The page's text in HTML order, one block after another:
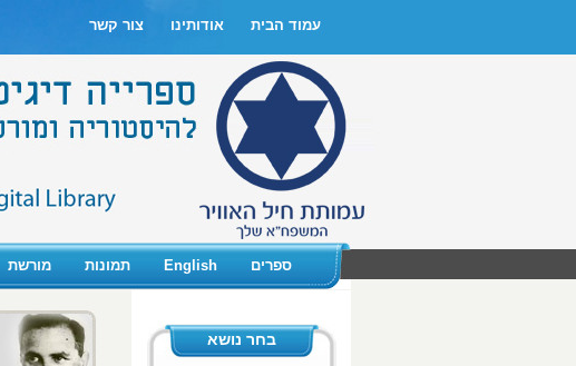
עמוד הבית אודותינו צור קשר
ספרים English תמונות מורשת
בחר נושא